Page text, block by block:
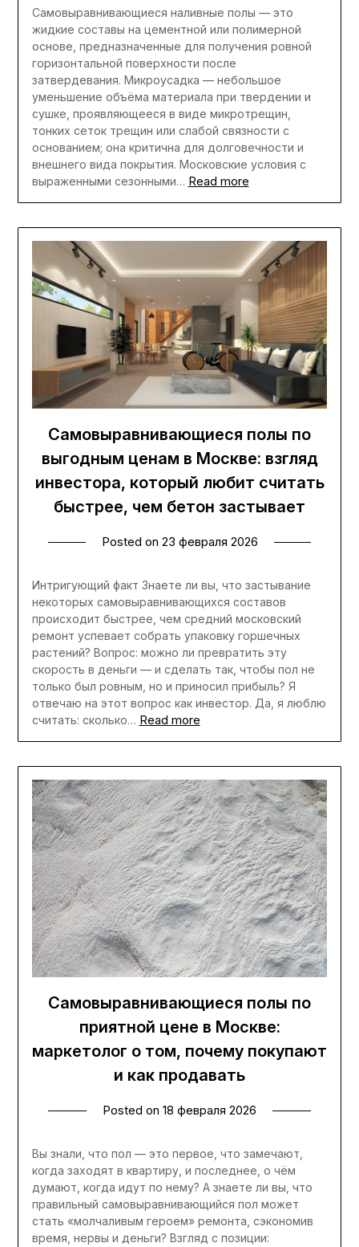
Самовыравнивающиеся наливные полы — это
жидкие составы на цементной или полимерной
основе, предназначенные для получения ровной
горизонтальной поверхности после
затвердевания. Микроусадка — небольшое
уменьшение объёма материала при твердении и
сушке, проявляющееся в виде микротрещин,
тонких сеток трещин или слабой связности с
основанием; она критична для долговечности и
внешнего вида покрытия. Московские условия с
выраженными сезонными… Read more
Самовыравнивающиеся полы по
выгодным ценам в Москве: взгляд
инвестора, который любит считать
быстрее, чем бетон застывает
Posted on 23 февраля 2026
Интригующий факт Знаете ли вы, что застывание
некоторых самовыравнивающихся составов
происходит быстрее, чем средний московский
ремонт успевает собрать упаковку горшечных
растений? Вопрос: можно ли превратить эту
скорость в деньги — и сделать так, чтобы пол не
только был ровным, но и приносил прибыль? Я
отвечаю на этот вопрос как инвестор. Да, я люблю
считать: сколько… Read more
Самовыравнивающиеся полы по
приятной цене в Москве:
маркетолог о том, почему покупают
и как продавать
Posted on 18 февраля 2026
Вы знали, что пол — это первое, что замечают,
когда заходят в квартиру, и последнее, о чём
думают, когда идут по нему? А знаете ли вы, что
правильный самовыравнивающийся пол может
стать «молчаливым героем» ремонта, сэкономив
время, нервы и деньги? Взгляд с позиции: